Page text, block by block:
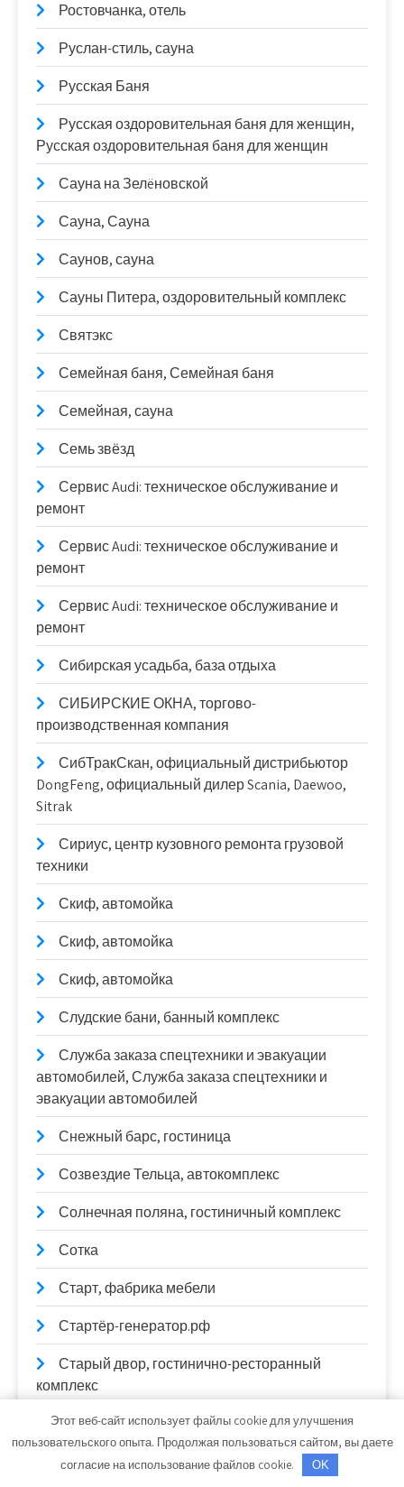
Ростовчанка, отель
Руслан-стиль, сауна
Русская Баня
Русская оздоровительная баня для женщин,
Русская оздоровительная баня для женщин
Сауна на Зелëновской
Сауна, Сауна
Саунов, сауна
Сауны Питера, оздоровительный комплекс
Святэкс
Семейная баня, Семейная баня
Семейная, сауна
Семь звёзд
Сервис Audi: техническое обслуживание и
ремонт
Сервис Audi: техническое обслуживание и
ремонт
Сервис Audi: техническое обслуживание и
ремонт
Сибирская усадьба, база отдыха
СИБИРСКИЕ ОКНА, торгово-
производственная компания
СибТракСкан, официальный дистрибьютор
DongFeng, официальный дилер Scania, Daewoo,
Sitrak
Сириус, центр кузовного ремонта грузовой
техники
Скиф, автомойка
Скиф, автомойка
Скиф, автомойка
Слудские бани, банный комплекс
Служба заказа спецтехники и эвакуации
автомобилей, Служба заказа спецтехники и
эвакуации автомобилей
Снежный барс, гостиница
Созвездие Тельца, автокомплекс
Солнечная поляна, гостиничный комплекс
Сотка
Старт, фабрика мебели
Стартёр-генератор.рф
Старый двор, гостинично-ресторанный
комплекс
СТО
СТО
Этот веб-сайт использует файлы cookie для улучшения
пользовательского опыта. Продолжая пользоваться сайтом, вы даете
согласие на использование файлов cookie.
OK